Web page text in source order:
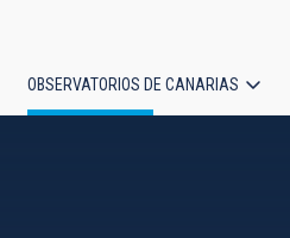
OBSERVATORIOS DE CANARIAS